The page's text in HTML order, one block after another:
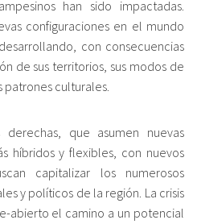
han sido impactadas.
configuraciones en el mundo
con consecuencias
de sus territorios, sus modos de
patrones culturales.
derechas, que asumen nuevas
híbridos y flexibles, con nuevos
capitalizar los numerosos
y políticos de la región. La crisis
abierto el camino a un potencial